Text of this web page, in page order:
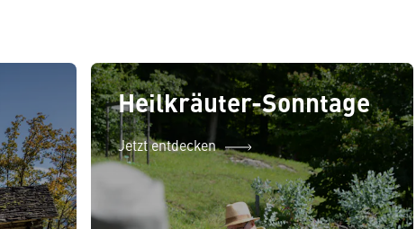
Heilkräuter-Sonntage
Jetzt entdecken